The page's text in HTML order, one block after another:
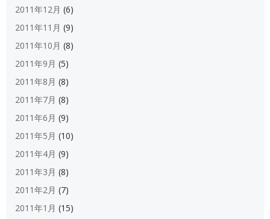
2011年12月 (6)
2011年11月 (9)
2011年10月 (8)
2011年9月 (5)
2011年8月 (8)
2011年7月 (8)
2011年6月 (9)
2011年5月 (10)
2011年4月 (9)
2011年3月 (8)
2011年2月 (7)
2011年1月 (15)